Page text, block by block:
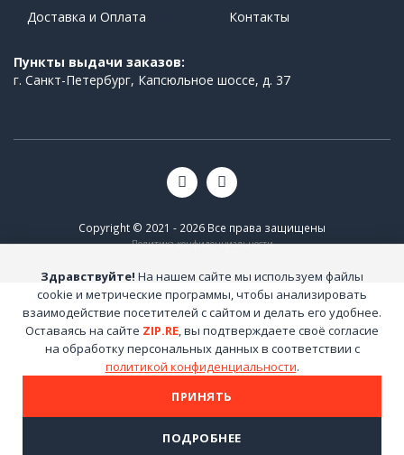
Доставка и Оплата
Контакты
Пункты выдачи заказов:
г. Санкт-Петербург, Капсюльное шоссе, д. 37
Copyright © 2021 - 2026 Все права защищены
Политика конфиденциальности
Здравствуйте! На нашем сайте мы используем файлы
cookie и метрические программы, чтобы анализировать
взаимодействие посетителей с сайтом и делать его удобнее.
Оставаясь на сайте ZIP.RE, вы подтверждаете своё согласие
на обработку персональных данных в соответствии с
политикой конфиденциальности.
ПРИНЯТЬ
ПОДРОБНЕЕ